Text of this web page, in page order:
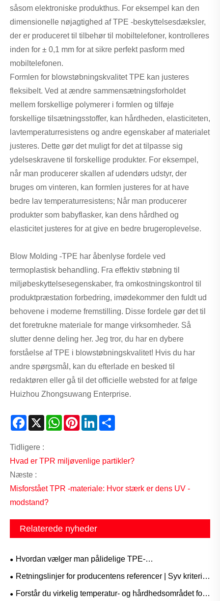
såsom elektroniske produkthus. For eksempel kan den
dimensionelle nøjagtighed af TPE -beskyttelsesdæksler,
der er produceret til tilbehør til mobiltelefoner, kontrolleres
inden for ± 0,1 mm for at sikre perfekt pasform med
mobiltelefonen.
Formlen for blowstøbningskvalitet TPE kan justeres
fleksibelt. Ved at ændre sammensætningsforholdet
mellem forskellige polymerer i formlen og tilføje
forskellige tilsætningsstoffer, kan hårdheden, elasticiteten,
lavtemperaturresistens og andre egenskaber af materialet
justeres. Dette gør det muligt for det at tilpasse sig
ydelseskravene til forskellige produkter. For eksempel,
når man producerer skallen af ​​udendørs udstyr, der
bruges om vinteren, kan formlen justeres for at have
bedre lav temperaturresistens; Når man producerer
produkter som babyflasker, kan dens hårdhed og
elasticitet justeres for at give en bedre brugeroplevelse.
Blow Molding -TPE har åbenlyse fordele ved
termoplastisk behandling. Fra effektiv støbning til
miljøbeskyttelsesegenskaber, fra omkostningskontrol til
produktpræstation forbedring, imødekommer den fuldt ud
behovene i moderne fremstilling. Disse fordele gør det til
det foretrukne materiale for mange virksomheder. Så
slutter denne deling her. Jeg tror, ​​du har en dybere
forståelse af TPE i blowstøbningskvalitet! Hvis du har
andre spørgsmål, kan du efterlade en besked til
redaktøren eller gå til det officielle websted for at følge
Huizhou Zhongsuwang Enterprise.
Facebook
X WhatsAppPinterestLinkedIn
Tidligere :
Hvad er TPR miljøvenlige partikler?
Næste :
Misforstået TPR -materiale: Hvor stærk er dens UV -
modstand?
Relaterede nyheder
Hvordan vælger man pålidelige TPE-
råmaterialeleverandører?
Retningslinjer for producentens referencer | Syv kriterier
for at hjælpe dig med at vælge det rigtige TPE-materiale!
Forstår du virkelig temperatur- og hårdhedsområdet for